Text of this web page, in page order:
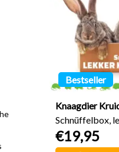
Bestseller
Knaagdier
Schnüffelbox,
Kauholz
€19,95